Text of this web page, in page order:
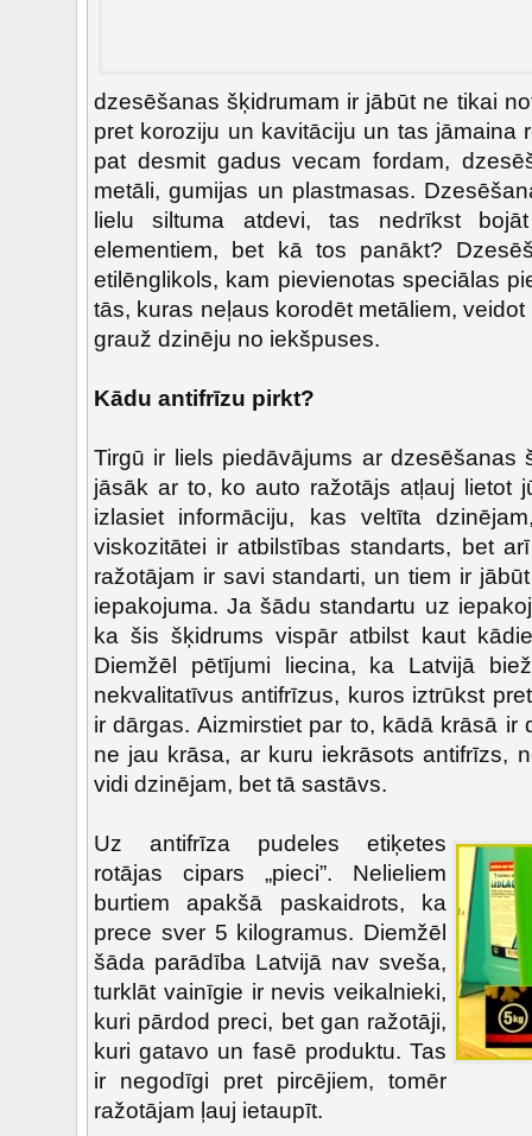
dzesēšanas šķidrumam ir jābūt ne tikai
pret koroziju un kavitāciju un tas jāmaina
pat desmit gadus vecam fordam,
metāli, gumijas un plastmasas.
lielu siltuma atdevi, tas nedrīkst
elementiem, bet kā tos panākt?
etilēnglikols, kam pievienotas speciālas
tās, kuras neļaus korodēt metāliem,
grauž dzinēju no iekšpuses.
Kādu antifrīzu pirkt?
Tirgū ir liels piedāvājums ar dzesēšanas
jāsāk ar to, ko auto ražotājs atļauj lietot
izlasiet informāciju, kas veltīta
viskozitātei ir atbilstības standarts, bet
ražotājam ir savi standarti, un tiem ir
iepakojuma. Ja šādu standartu uz
ka šis šķidrums vispār atbilst kaut
Diemžēl pētījumi liecina, ka Latvijā
nekvalitatīvus antifrīzus, kuros iztrūkst
ir dārgas. Aizmirstiet par to, kādā krāsā ir
ne jau krāsa, ar kuru iekrāsots antifrīzs,
vidi dzinējam, bet tā sastāvs.
Uz antifrīza pudeles etiķetes
rotājas cipars „pieci”. Nelieliem
burtiem apakšā paskaidrots, ka
prece sver 5 kilogramus. Diemžēl
šāda parādība Latvijā nav sveša,
turklāt vainīgie ir nevis veikalnieki,
kuri pārdod preci, bet gan ražotāji,
kuri gatavo un fasē produktu. Tas
ir negodīgi pret pircējiem, tomēr
ražotājam ļauj ietaupīt.